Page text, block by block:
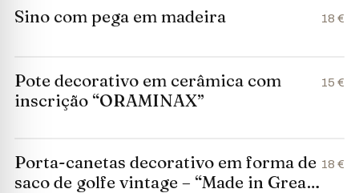
Sino com pega em madeira 18 €
Pote decorativo em cerâmica com
inscrição “ORAMINAX”
15 €
Porta-canetas decorativo em forma de
saco de golfe vintage – “Made in Great
18 €